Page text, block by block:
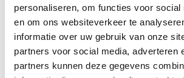
personaliseren, om functies voor social
en om ons websiteverkeer te
informatie over uw gebruik van onze
partners voor social media, adverteren
partners kunnen deze gegevens